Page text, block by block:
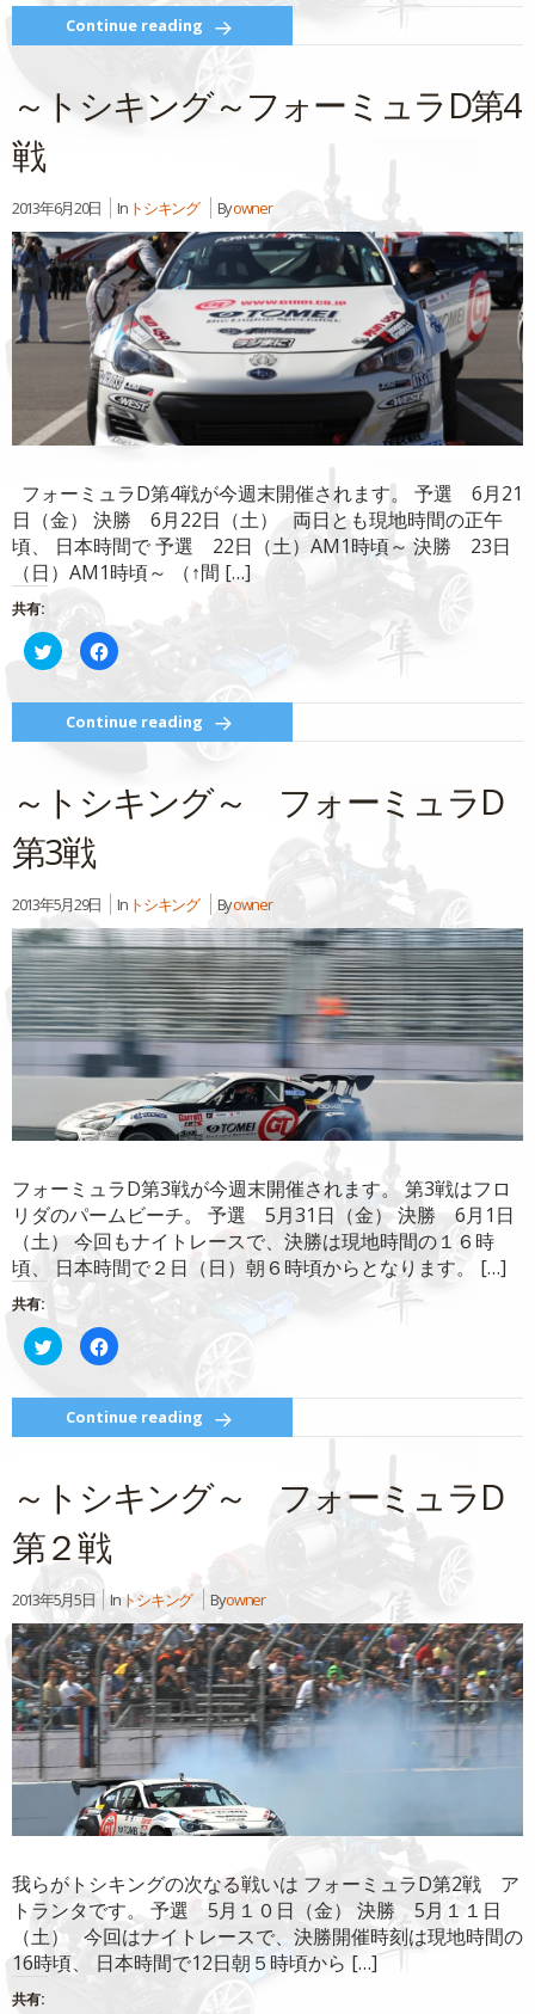
し
て
Twitter
で
(新
し
い
で
開
き
ま
す)
す
る
に
は
ク
い
(新
し
い
ウ
ィ
ン
ド
ウ
で
開
き
ま
す)
Continue reading
～トシキング～フォーミュラD第4
戦
2013年6月20日 In トシキング Byowner
フォーミュラD第4戦が今週末開催されます。 予選 6月21
日（金） 決勝 6月22日（土） 両日とも現地時間の正午
頃、 日本時間で 予選 22日（土）AM1時頃～ 決勝 23日
（日）AM1時頃～ （↑間 […]
共有:
ク
リ
し
て
Twitter
で
(新
し
い
ウ
ィ
ン
で
開
き
ま
す)
Facebook
で
す
る
に
は
ク
い
(新
し
い
ウ
ィ
ン
ド
ウ
で
開
き
ま
す)
Continue reading
～トシキング～ フォーミュラD
第3戦
2013年5月29日 In トシキング Byowner
フォーミュラD第3戦が今週末開催されます。 第3戦はフロ
リダのパームビーチ。 予選 5月31日（金） 決勝 6月1日
（土） 今回もナイトレースで、決勝は現地時間の１６時
頃、 日本時間で２日（日）朝６時頃からとなります。 […]
共有:
ク
リ
し
て
Twitter
で
(新
し
い
ィ
ン
で
開
き
ま
す)
Facebook
で
す
る
に
は
ク
く
だ
さ
(新
い
ウ
ィ
ン
ド
ウ
で
開
き
ま
す)
Continue reading
～トシキング～ フォーミュラD
第２戦
2013年5月5日 In トシキング Byowner
我らがトシキングの次なる戦いは フォーミュラD第2戦 ア
トランタです。 予選 5月１０日（金） 決勝 5月１１日
（土） 今回はナイトレースで、決勝開催時刻は現地時間の
16時頃、 日本時間で12日朝５時頃から […]
共有: